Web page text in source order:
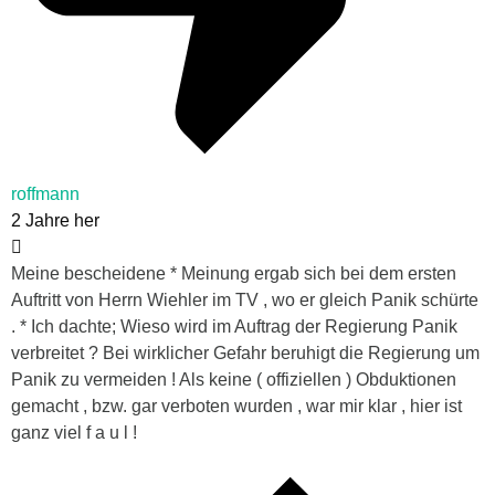
roffmann
2 Jahre her
Meine bescheidene * Meinung ergab sich bei dem ersten
Auftritt von Herrn Wiehler im TV , wo er gleich Panik schürte
. * Ich dachte; Wieso wird im Auftrag der Regierung Panik
verbreitet ? Bei wirklicher Gefahr beruhigt die Regierung um
Panik zu vermeiden ! Als keine ( offiziellen ) Obduktionen
gemacht , bzw. gar verboten wurden , war mir klar , hier ist
ganz viel f a u l !